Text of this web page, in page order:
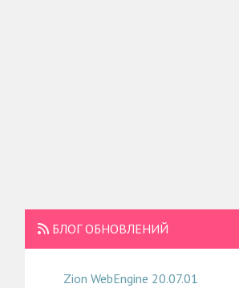
БЛОГ ОБНОВЛЕНИЙ
Zion WebEngine 20.07.01